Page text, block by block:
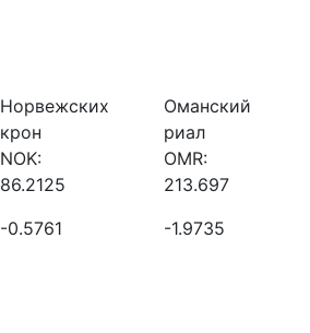
Норвежских
крон
NOK:
86.2125
-0.5761
Оманский
риал
OMR:
213.697
-1.9735